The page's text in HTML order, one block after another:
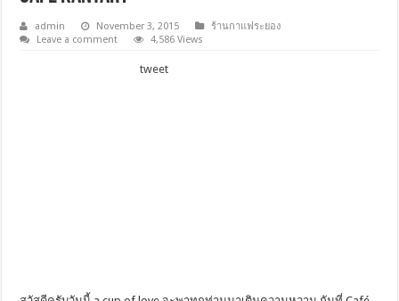
admin November 3, 2015
ร้านกาแฟระยอง
Leave a comment
4,586 Views
tweet